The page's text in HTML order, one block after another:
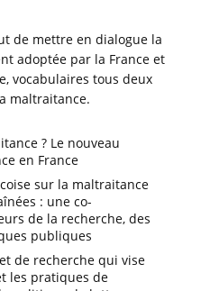
de mettre en dialogue la
adoptée par la France et
vocabulaires tous deux
maltraitance.
? Le nouveau
en France
sur la maltraitance
: une co-
de la recherche, des
publiques
de recherche qui vise
les pratiques de